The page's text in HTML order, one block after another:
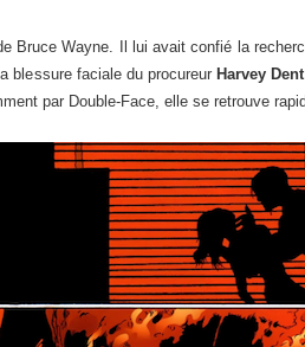
Bruce Wayne. Il lui avait confié la
blessure faciale du procureur Harvey Dent
par Double-Face, elle se retrouve